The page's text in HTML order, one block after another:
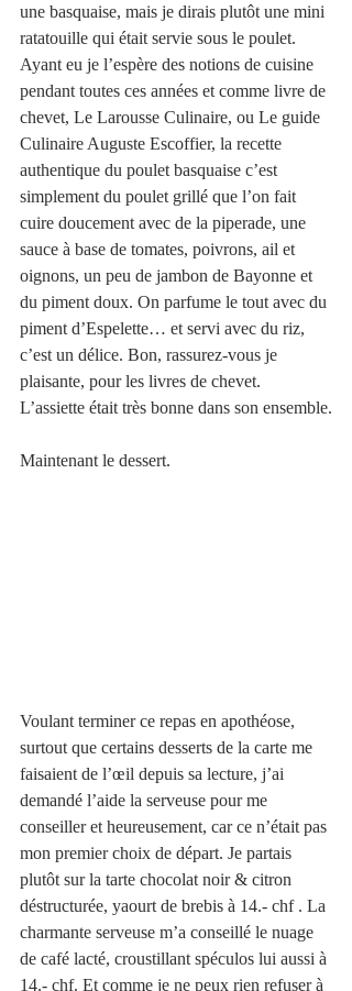
une basquaise, mais je dirais plutôt une mini
ratatouille qui était servie sous le poulet.
Ayant eu je l’espère des notions de cuisine
pendant toutes ces années et comme livre de
chevet, Le Larousse Culinaire, ou Le guide
Culinaire Auguste Escoffier, la recette
authentique du poulet basquaise c’est
simplement du poulet grillé que l’on fait
cuire doucement avec de la piperade, une
sauce à base de tomates, poivrons, ail et
oignons, un peu de jambon de Bayonne et
du piment doux. On parfume le tout avec du
piment d’Espelette… et servi avec du riz,
c’est un délice. Bon, rassurez-vous je
plaisante, pour les livres de chevet.
L’assiette était très bonne dans son ensemble.
Maintenant le dessert.
Voulant terminer ce repas en apothéose,
surtout que certains desserts de la carte me
faisaient de l’œil depuis sa lecture, j’ai
demandé l’aide la serveuse pour me
conseiller et heureusement, car ce n’était pas
mon premier choix de départ. Je partais
plutôt sur la tarte chocolat noir & citron
déstructurée, yaourt de brebis à 14.- chf . La
charmante serveuse m’a conseillé le nuage
de café lacté, croustillant spéculos lui aussi à
14.- chf. Et comme je ne peux rien refuser à